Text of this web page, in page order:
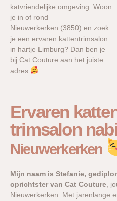
katvriendelijke omgeving. Woon
je in of rond
Nieuwerkerken (3850) en zoek
je een ervaren kattentrimsalon
in hartje Limburg? Dan ben je
bij Cat Couture aan het juiste
adres
Ervaren
trimsalon
Nieuwerkerken
Mijn naam is Stefanie,
oprichtster van Cat Couture,
Nieuwerkerken. Met jarenlange